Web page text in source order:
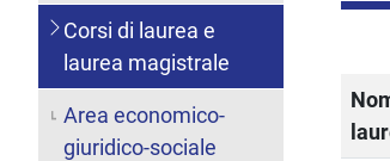
Corsi di laurea e
laurea magistrale
Area economico-
giuridico-sociale